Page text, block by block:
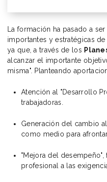
La formación ha pasado a
importantes y estratégicas
ya que, a través de los
alcanzar el importante
misma". Planteando
Atención al "Desarrollo
trabajadoras.
Generación del cambio
como medio para
"Mejora del
profesional a las